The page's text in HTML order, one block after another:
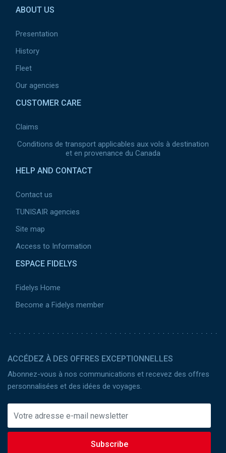
ABOUT US
Presentation
History
Fleet
Our agencies
CUSTOMER CARE
Claims
Conditions de transport applicables aux vols à destination
et en provenance du Canada
HELP AND CONTACT
Contact us
TUNISAIR agencies
Site map
Access to Information
ESPACE FIDELYS
Fidelys Home
Become a Fidelys member
ACCÉDEZ À DES OFFRES EXCEPTIONNELLES
Abonnez-vous à nos communications et recevez des offres
personnalisées et des idées de voyages.
Subscribe